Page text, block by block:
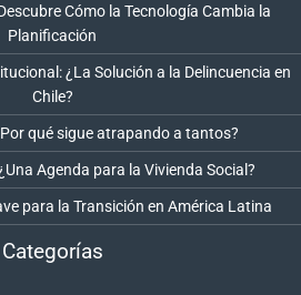
Cómo la Tecnología Cambia la
Planificación
¿La Solución a la Delincuencia en
Chile?
qué sigue atrapando a tantos?
Agenda para la Vivienda Social?
para la Transición en América Latina
Categorías